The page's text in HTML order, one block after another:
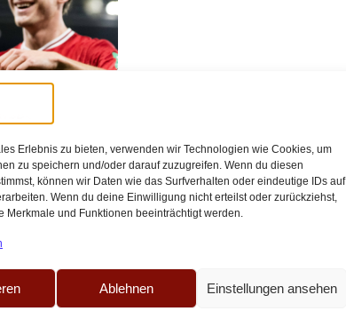
Erlebnis zu bieten, verwenden wir Technologien wie Cookies, um
zu speichern und/oder darauf zuzugreifen. Wenn du diesen
können wir Daten wie das Surfverhalten oder eindeutige IDs auf
Wenn du deine Einwilligung nicht erteilst oder zurückziehst,
Merkmale und Funktionen beeinträchtigt werden.
Ablehnen Einstellungen ansehen
gegen die TSG